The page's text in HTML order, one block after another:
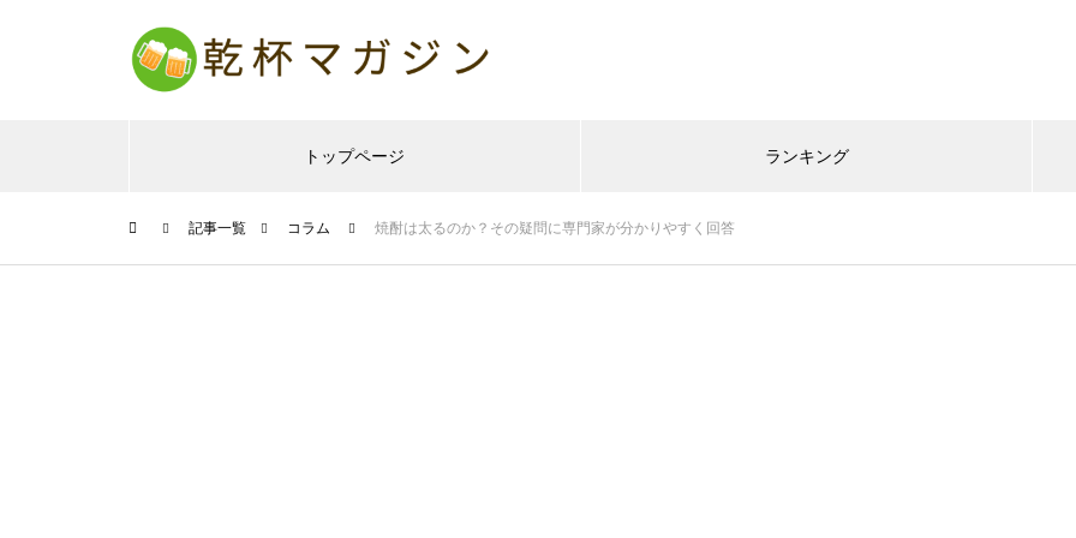
トップページ ランキング
記事一覧 コラム 焼酎は太るのか？その疑問に専門家が分かりやすく回答